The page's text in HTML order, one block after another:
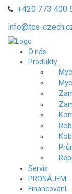
+420 773 400
info@tcs-
O nás
Produkty
Servis
PRONÁJEM
Financování